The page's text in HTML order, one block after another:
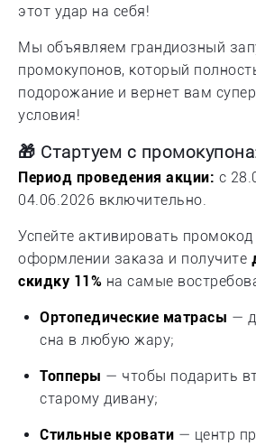
этот удар на себя!
Мы объявляем грандиозный
промокупонов, который
подорожание и вернет вам
условия!
🎁 Стартуем с
Период проведения акции: с
04.06.2026 включительно.
Успейте активировать
оформлении заказа и получите
скидку 11% на самые
Ортопедические матрасы —
сна в любую жару;
Топперы — чтобы подарить
старому дивану;
Стильные кровати — центр